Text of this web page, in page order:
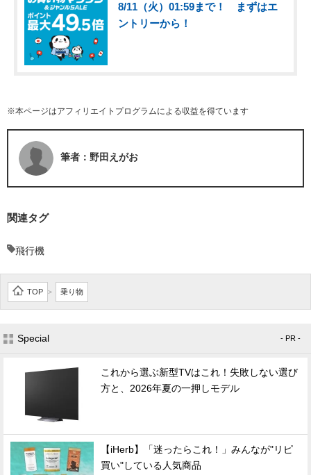
8/11（火）01:59まで！ まずはエ
ントリーから！
※本ページはアフィリエイトプログラムによる収益を得ています
筆者：野田えがお
関連タグ
飛行機
TOP > 乗り物
Special - PR -
これから選ぶ新型TVはこれ！失敗しない選び
方と、2026年夏の一押しモデル
【iHerb】「迷ったらこれ！」みんなが"リピ
買い"している人気商品